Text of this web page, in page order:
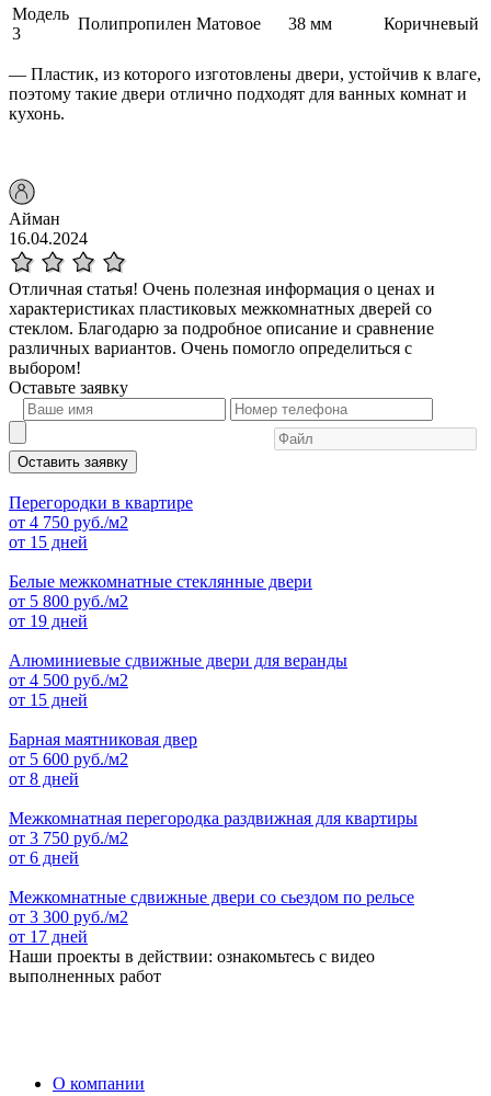
Модель
3
Полипропилен Матовое 38 мм Коричневый
— Пластик, из которого изготовлены двери, устойчив к влаге,
поэтому такие двери отлично подходят для ванных комнат и
кухонь.
Айман
16.04.2024
Отличная статья! Очень полезная информация о ценах и
характеристиках пластиковых межкомнатных дверей со
стеклом. Благодарю за подробное описание и сравнение
различных вариантов. Очень помогло определиться с
выбором!
Оставьте заявку
Оставить заявку
Перегородки в квартире
от 4 750 руб./м2
от 15 дней
Белые межкомнатные стеклянные двери
от 5 800 руб./м2
от 19 дней
Алюминиевые сдвижные двери для веранды
от 4 500 руб./м2
от 15 дней
Барная маятниковая двер
от 5 600 руб./м2
от 8 дней
Межкомнатная перегородка раздвижная для квартиры
от 3 750 руб./м2
от 6 дней
Межкомнатные сдвижные двери со сьездом по рельсе
от 3 300 руб./м2
от 17 дней
Наши проекты в действии: ознакомьтесь с видео
выполненных работ
О компании